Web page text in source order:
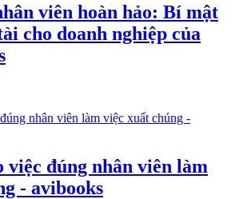
viên hoàn hảo: Bí mật
cho doanh nghiệp của
việc đúng nhân viên làm
- avibooks